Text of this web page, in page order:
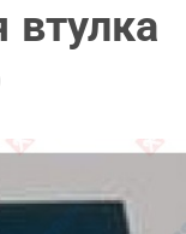
втулка